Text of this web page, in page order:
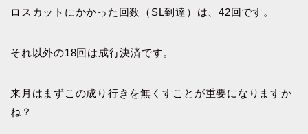
ロスカットにかかった回数（SL到達）は、42回です。
それ以外の18回は成行決済です。
来月はまずこの成り行きを無くすことが重要になりますか
ね？